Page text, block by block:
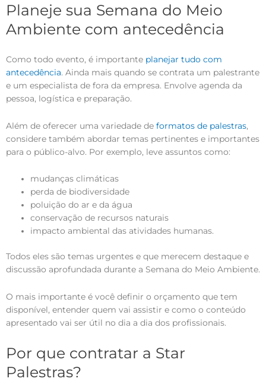
Planeje sua Semana do Meio
Ambiente com antecedência
Como todo evento, é importante planejar tudo com
antecedência. Ainda mais quando se contrata um palestrante
e um especialista de fora da empresa. Envolve agenda da
pessoa, logística e preparação.
Além de oferecer uma variedade de formatos de palestras,
considere também abordar temas pertinentes e importantes
para o público-alvo. Por exemplo, leve assuntos como:
mudanças climáticas
perda de biodiversidade
poluição do ar e da água
conservação de recursos naturais
impacto ambiental das atividades humanas.
Todos eles são temas urgentes e que merecem destaque e
discussão aprofundada durante a Semana do Meio Ambiente.
O mais importante é você definir o orçamento que tem
disponível, entender quem vai assistir e como o conteúdo
apresentado vai ser útil no dia a dia dos profissionais.
Por que contratar a Star
Palestras?